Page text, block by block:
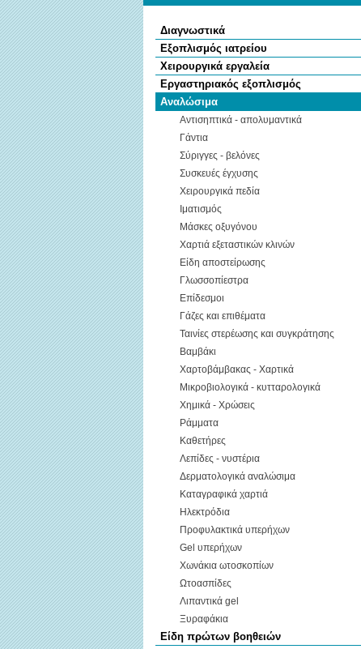
Διαγνωστικά
Εξοπλισμός ιατρείου
Χειρουργικά εργαλεία
Εργαστηριακός εξοπλισμός
Αναλώσιμα
Αντισηπτικά - απολυμαντικά
Γάντια
Σύριγγες - βελόνες
Συσκευές έγχυσης
Χειρουργικά πεδία
Ιματισμός
Μάσκες οξυγόνου
Χαρτιά εξεταστικών κλινών
Είδη αποστείρωσης
Γλωσσοπίεστρα
Επίδεσμοι
Γάζες και επιθέματα
Ταινίες στερέωσης και συγκράτησης
Βαμβάκι
Χαρτοβάμβακας - Χαρτικά
Μικροβιολογικά - κυτταρολογικά
Χημικά - Χρώσεις
Ράμματα
Καθετήρες
Λεπίδες - νυστέρια
Δερματολογικά αναλώσιμα
Καταγραφικά χαρτιά
Ηλεκτρόδια
Προφυλακτικά υπερήχων
Gel υπερήχων
Χωνάκια ωτοσκοπίων
Ωτοασπίδες
Λιπαντικά gel
Ξυραφάκια
Είδη πρώτων βοηθειών